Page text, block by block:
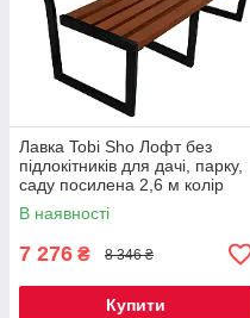
Лавка Tobi Sho Лофт без
підлокітників для дачі, парку,
саду посилена 2,6 м колір
макасар
В наявності
7 276 ₴ 8 346 ₴
Купити